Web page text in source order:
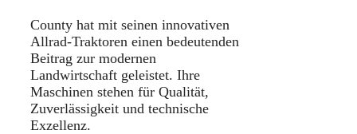
County hat mit seinen innovativen
Allrad-Traktoren einen bedeutenden
Beitrag zur modernen
Landwirtschaft geleistet. Ihre
Maschinen stehen für Qualität,
Zuverlässigkeit und technische
Exzellenz.